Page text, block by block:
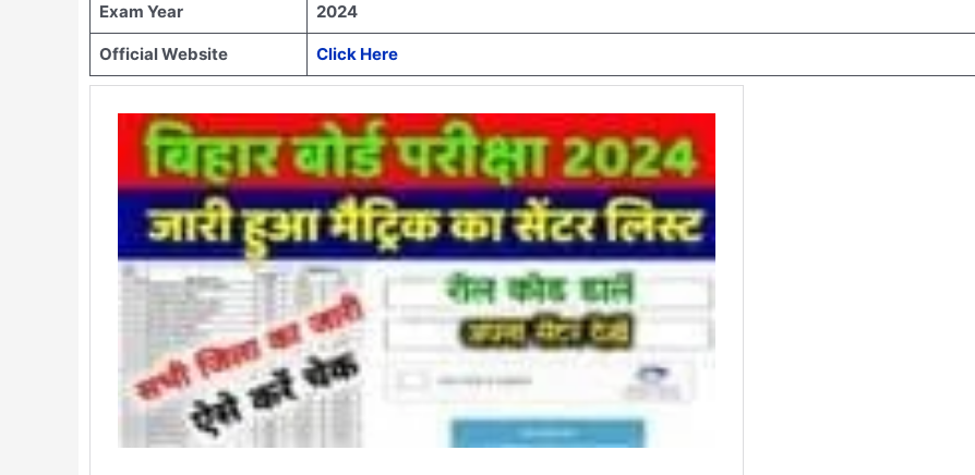
Exam Year 2024
Official Website Click Here